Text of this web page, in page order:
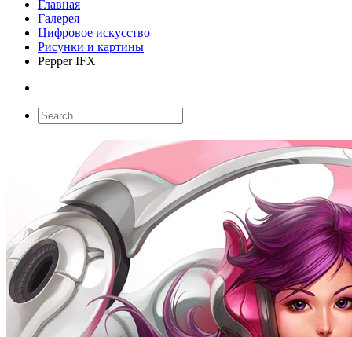
Главная
Галерея
Цифровое искусство
Рисунки и картины
Pepper IFX